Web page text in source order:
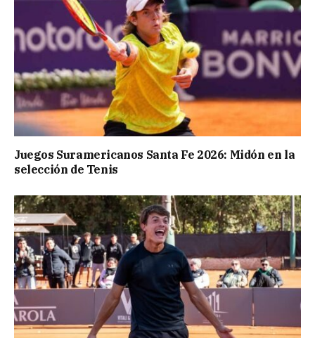
Juegos Suramericanos Santa Fe 2026: Midón en la
selección de Tenis